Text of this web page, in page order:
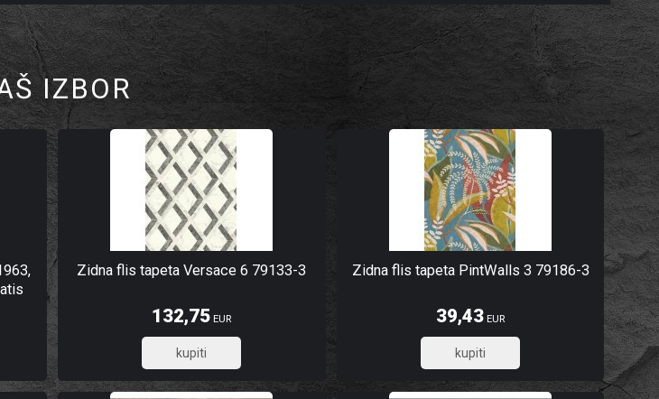
IZBOR
Zidna flis tapeta Versace 6 79133-3
132,75 EUR
106,20
Zidna flis tapeta PintWalls 3 79186-3
39,43 EUR
31,54